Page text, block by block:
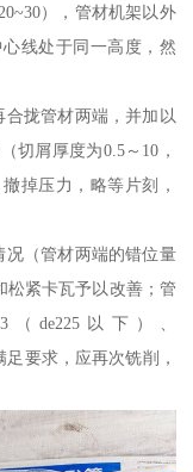
），管材机架以外
线处于同一高度，然
拢管材两端，并加以
切屑厚度为0.5～10，
掉压力，略等片刻，
况（管材两端的错位量
松紧卡瓦予以改善；管
de225以下）、
足要求，应再次铣削，